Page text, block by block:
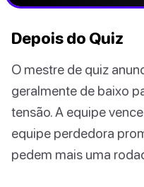
Depois do Quiz
O mestre de quiz
geralmente de baixo
tensão. A equipe
equipe perdedora
pedem mais uma